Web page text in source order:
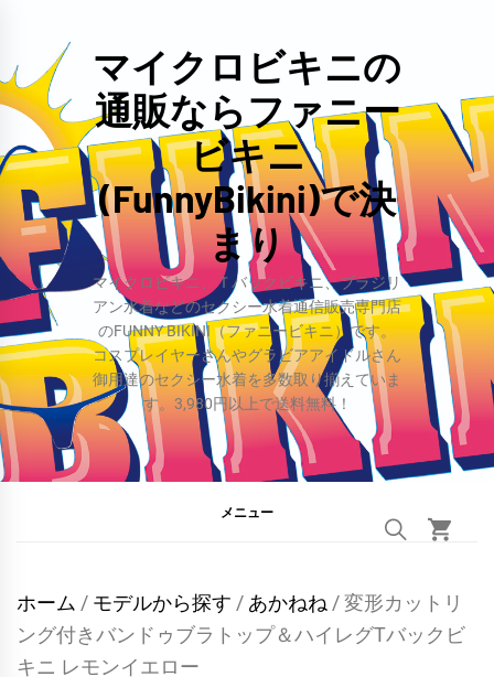
テ
ン
ツ
へ
ッ
プ
マイクロビキニの
通販ならファニー
ビキニ
(FunnyBikini)で決
まり
マイクロビキニ、Ｔバックビキニ、ブラジリ
アン水着などのセクシー水着通信販売専門店
のFUNNY BIKINI（ファニービキニ）です。
コスプレイヤーさんやグラビアアイドルさん
御用達のセクシー水着を多数取り揃えていま
す。3,980円以上で送料無料！
メニュー
ホーム / モデルから探す / あかねね / 変形カットリ
ング付きバンドゥブラトップ＆ハイレグTバックビ
キニ レモンイエロー